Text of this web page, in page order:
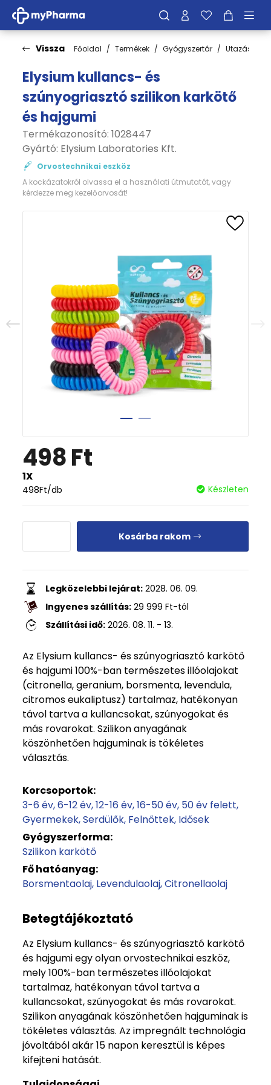
Vissza Főoldal Termékek Gyógyszertár Utazás
Elysium kullancs- és
szúnyogriasztó szilikon karkötő
és hajgumi
Termékazonosító: 1028447
Gyártó: Elysium Laboratories Kft.
Orvostechnikai eszköz
A kockázatokról olvassa el a használati útmutatót, vagy
kérdezze meg kezelőorvosát!
498Ft
1X
498Ft/db Készleten
Kosárba rakom
Legközelebbi lejárat: 2028. 06. 09.
Ingyenes szállítás: 29 999 Ft-tól
Szállítási idő: 2026. 08. 11. - 13.
Az Elysium kullancs- és szúnyogriasztó karkötő
és hajgumi 100%-ban természetes illóolajokat
(citronella, geranium, borsmenta, levendula,
citromos eukaliptusz) tartalmaz, hatékonyan
távol tartva a kullancsokat, szúnyogokat és
más rovarokat. Szilikon anyagának
köszönhetően hajguminak is tökéletes
választás.
Korcsoportok:
3-6 év 6-12 év 12-16 év 16-50 év 50 év felett
Gyermekek Serdülők Felnőttek Idősek
Gyógyszerforma:
Szilikon karkötő
Fő hatóanyag:
Borsmentaolaj Levendulaolaj Citronellaolaj
Betegtájékoztató
Az Elysium kullancs- és szúnyogriasztó karkötő
és hajgumi egy olyan orvostechnikai eszköz,
mely 100%-ban természetes illóolajokat
tartalmaz, hatékonyan távol tartva a
kullancsokat, szúnyogokat és más rovarokat.
Szilikon anyagának köszönhetően hajguminak is
tökéletes választás. Az impregnált technológia
jóvoltából akár 15 napon keresztül is képes
kifejteni hatását.